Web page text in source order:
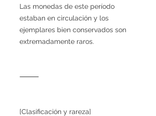
Las monedas de este período
estaban en circulación y los
ejemplares bien conservados son
extremadamente raros.
⸻
[Clasificación y rareza]